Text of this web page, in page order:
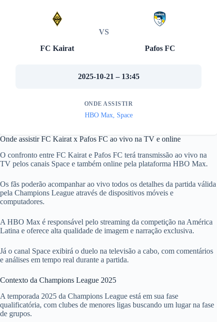
FC Kairat
VS
Pafos FC
2025-10-21 – 13:45
ONDE ASSISTIR
HBO Max, Space
Onde assistir FC Kairat x Pafos FC ao vivo na TV e online
O confronto entre FC Kairat e Pafos FC terá transmissão ao vivo na
TV pelos canais Space e também online pela plataforma HBO Max.
Os fãs poderão acompanhar ao vivo todos os detalhes da partida válida
pela Champions League através de dispositivos móveis e
computadores.
A HBO Max é responsável pelo streaming da competição na América
Latina e oferece alta qualidade de imagem e narração exclusiva.
Já o canal Space exibirá o duelo na televisão a cabo, com comentários
e análises em tempo real durante a partida.
Contexto da Champions League 2025
A temporada 2025 da Champions League está em sua fase
qualificatória, com clubes de menores ligas buscando um lugar na fase
de grupos.